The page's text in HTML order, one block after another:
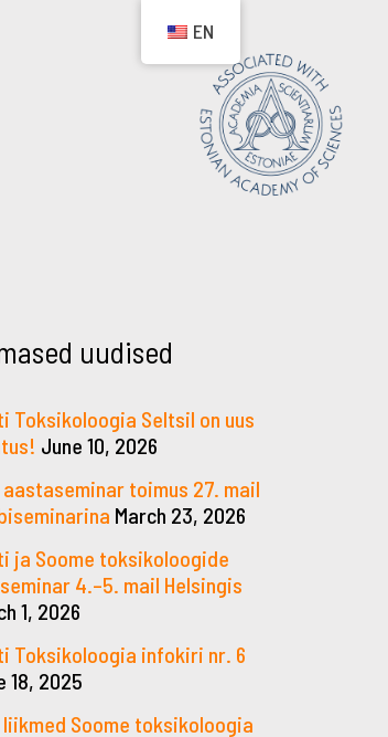
uudised
Toksikoloogia Seltsil on uus
June 10, 2026
aastaseminar toimus 27. mail
March 23, 2026
ja Soome toksikoloogide
4.–5. mail Helsingis
1, 2026
Toksikoloogia infokiri nr. 6
18, 2025
liikmed Soome toksikoloogia
EN